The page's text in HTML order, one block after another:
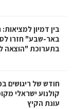
בין דמיון
באר-שבע" חזרו
בתערוכת "הוצאה
חודש של ריגושים
קולנוע ישראלי
עונת הקיץ